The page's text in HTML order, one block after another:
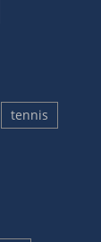
tennis